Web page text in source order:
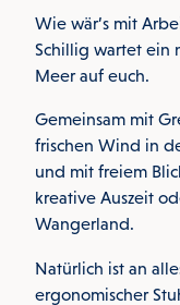
Wie wär’s mit
Schillig wartet ein
Meer auf euch.
Gemeinsam mit
frischen Wind in
und mit freiem
kreative Auszeit
Wangerland.
Natürlich ist an
ergonomischer